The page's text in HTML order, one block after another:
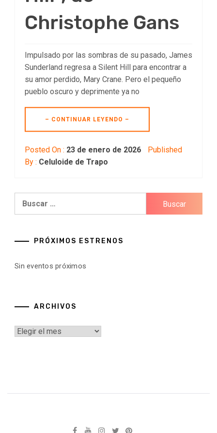
Christophe Gans
Impulsado por las sombras de su pasado, James
Sunderland regresa a Silent Hill para encontrar a
su amor perdido, Mary Crane. Pero el pequeño
pueblo oscuro y deprimente ya no
– CONTINUAR LEYENDO –
Posted On : 23 de enero de 2026
Published
By : Celuloide de Trapo
PRÓXIMOS ESTRENOS
Sin eventos próximos
ARCHIVOS
Archivos